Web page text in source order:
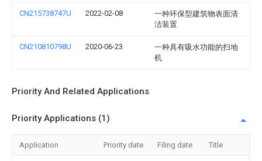
CN215738747U 2022-02-08
一种环保型建筑物表面清
洁装置
CN210810798U 2020-06-23
一种具有吸水功能的扫地
机
Priority And Related Applications
Priority Applications (1)
Application Priority date Filing date Title